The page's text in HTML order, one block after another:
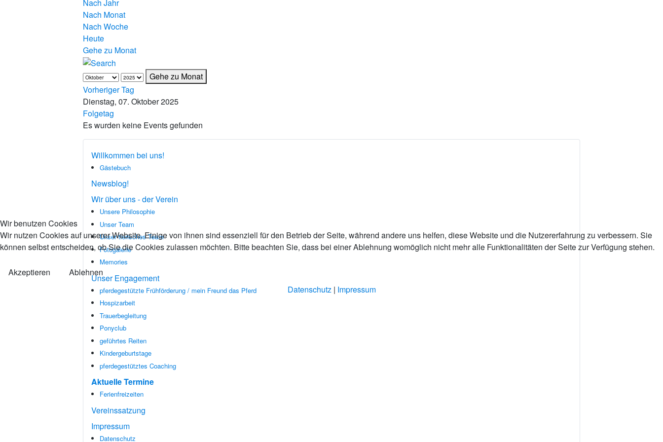
Nach Jahr
Nach Monat
Nach Woche
Heute
Gehe zu Monat
Gehe zu Monat
Vorheriger Tag
Dienstag, 07. Oktober 2025
Folgetag
Es wurden keine Events gefunden
Willkommen bei uns!
Gästebuch
Newsblog!
Wir über uns - der Verein
Unsere Philosophie
Unser Team
Unser tierisches Team
Fotogalerie
Memories
Unser Engagement
pferdegestützte Frühförderung / mein Freund das Pferd
Hospizarbeit
Trauerbegleitung
Ponyclub
geführtes Reiten
Kindergeburtstage
pferdegestütztes Coaching
Aktuelle Termine
Ferienfreizeiten
Vereinssatzung
Impressum
Datenschutz
Wir benutzen Cookies
Wir nutzen Cookies auf unserer Website. Einige von ihnen sind essenziell für den Betrieb der Seite, während andere uns helfen, diese Website und die Nutzererfahrung zu verbessern. Sie
können selbst entscheiden, ob Sie die Cookies zulassen möchten. Bitte beachten Sie, dass bei einer Ablehnung womöglich nicht mehr alle Funktionalitäten der Seite zur Verfügung stehen.
Akzeptieren
Ablehnen
Datenschutz | Impressum